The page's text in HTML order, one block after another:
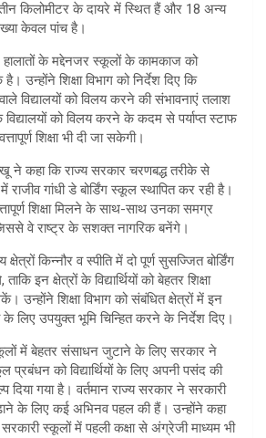
किलोमीटर के दायरे में स्थित हैं और 18 अन्य
केवल पांच है।
के मद्देनजर स्कूलों के कामकाज को
उन्होंने शिक्षा विभाग को निर्देश दिए कि
वाले विद्यालयों को विलय करने की संभावनाएं तलाश
को विलय करने के कदम से पर्याप्त स्टाफ
शिक्षा भी दी जा सकेगी।
ने कहा कि राज्य सरकार चरणबद्ध तरीके से
राजीव गांधी डे बोर्डिंग स्कूल स्थापित कर रही है।
शिक्षा मिलने के साथ-साथ उनका समग्र
वे राष्ट्र के सशक्त नागरिक बनेंगे।
किन्नौर व स्पीति में दो पूर्ण सुसज्जित बोर्डिंग
इन क्षेत्रों के विद्यार्थियों को बेहतर शिक्षा
उन्होंने शिक्षा विभाग को संबंधित क्षेत्रों में इन
के लिए उपयुक्त भूमि चिन्हित करने के निर्देश दिए।
में बेहतर संसाधन जुटाने के लिए सरकार ने
को विद्यार्थियों के लिए अपनी पसंद की
दिया गया है। वर्तमान राज्य सरकार ने सरकारी
के लिए कई अभिनव पहल की हैं। उन्होंने कहा
स्कूलों में पहली कक्षा से अंग्रेजी माध्यम भी